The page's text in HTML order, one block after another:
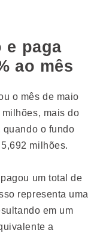
e paga
ao mês
o mês de maio
mais do
quando o fundo
milhões.
um total de
representa uma
em um
a